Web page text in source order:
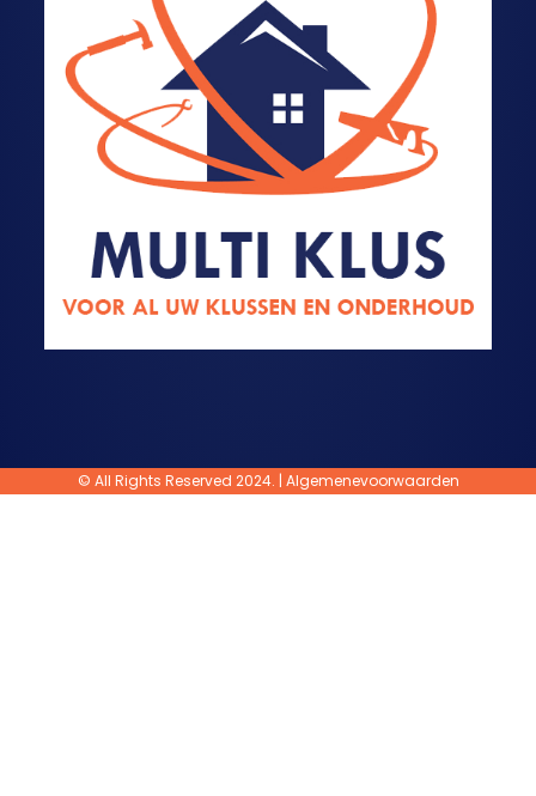
© All Rights Reserved 2024. | Algemenevoorwaarden